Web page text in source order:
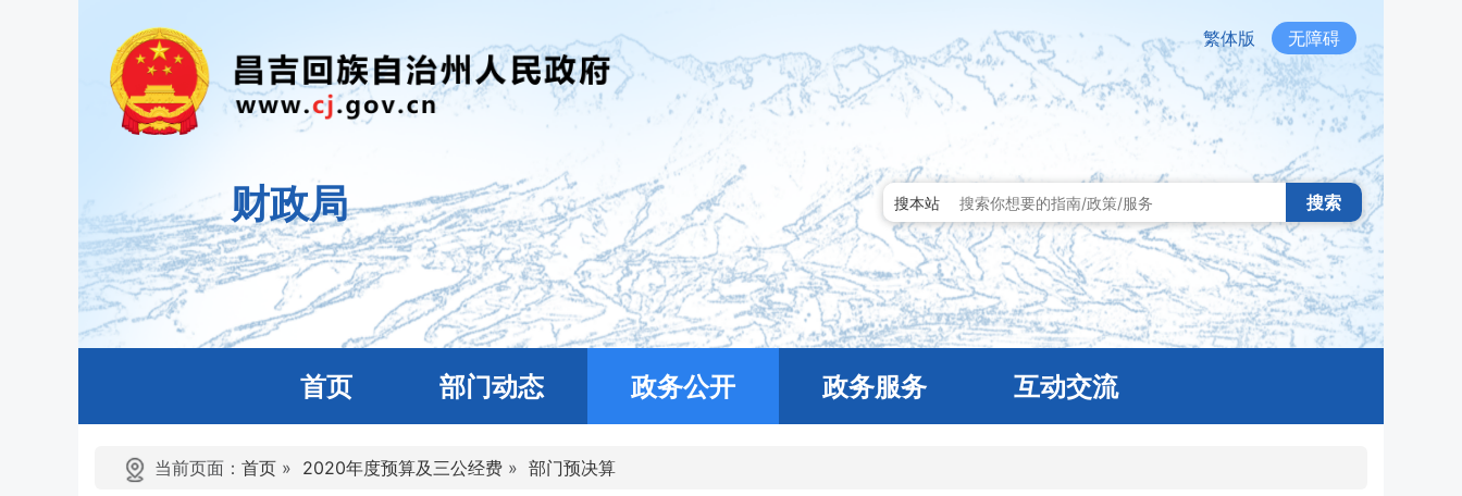
繁体版 无障碍
财政局 搜本站 搜索
首页 部门动态 政务公开 政务服务 互动交流
当前页面： 首页 » 2020年度预算及三公经费 » 部门预决算